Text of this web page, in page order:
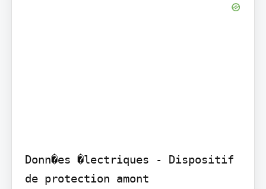
Donn�es �lectriques - Dispositif
de protection amont